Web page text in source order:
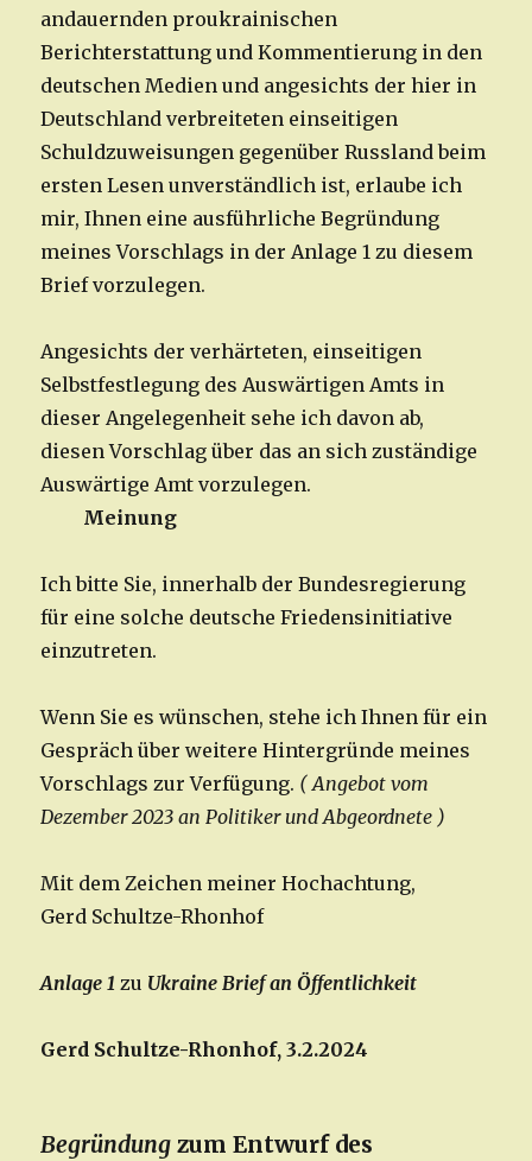
andauernden proukrainischen
Berichterstattung und Kommentierung in den
deutschen Medien und angesichts der hier in
Deutschland verbreiteten einseitigen
Schuldzuweisungen gegenüber Russland beim
ersten Lesen unverständlich ist, erlaube ich
mir, Ihnen eine ausführliche Begründung
meines Vorschlags in der Anlage 1 zu diesem
Brief vorzulegen.
Angesichts der verhärteten, einseitigen
Selbstfestlegung des Auswärtigen Amts in
dieser Angelegenheit sehe ich davon ab,
diesen Vorschlag über das an sich zuständige
Auswärtige Amt vorzulegen.
Meinung
Ich bitte Sie, innerhalb der Bundesregierung
für eine solche deutsche Friedensinitiative
einzutreten.
Wenn Sie es wünschen, stehe ich Ihnen für ein
Gespräch über weitere Hintergründe meines
Vorschlags zur Verfügung. ( Angebot vom
Dezember 2023 an Politiker und Abgeordnete )
Mit dem Zeichen meiner Hochachtung,
Gerd Schultze-Rhonhof
Anlage 1zu Ukraine Brief an Öffentlichkeit
Gerd Schultze-Rhonhof, 3.2.2024
Begründung zum Entwurf des